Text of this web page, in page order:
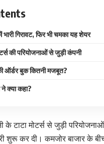
गिरावट, फिर भी चमका यह शेयर
की परियोजनाओं से जुड़ी कंपनी
ऑर्डर बुक कितनी मजबूत?
क्या कहा?
टाटा मोटर्स से जुड़ी
शुरू कर दी। कमजोर बाजार के